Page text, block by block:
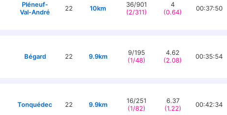
Pléneuf-
Val-André
22 10km
36/901
(2/311)
4
(0.64)
00:37:50
Bégard 22 9.9km
9/195
(1/48)
4.62
(2.08)
00:35:54
Tonquédec 22 9.9km
16/251
(1/82)
6.37
(1.22)
00:42:34